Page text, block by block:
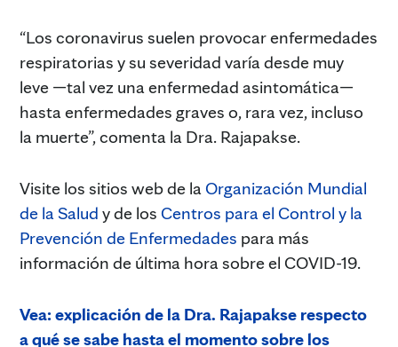
“Los coronavirus suelen provocar enfermedades
respiratorias y su severidad varía desde muy
leve —tal vez una enfermedad asintomática—
hasta enfermedades graves o, rara vez, incluso
la muerte”, comenta la Dra. Rajapakse.
Visite los sitios web de laOrganización Mundial
de la Salud y de los Centros para el Control y la
Prevención de Enfermedades para más
información de última hora sobre el COVID-19.
Vea: explicación de la Dra. Rajapakse respecto
a qué se sabe hasta el momento sobre los